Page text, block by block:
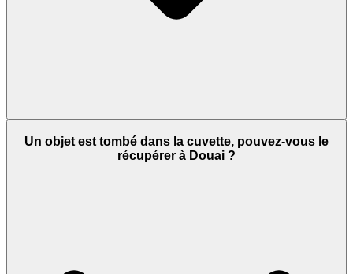
Un objet est tombé dans la cuvette, pouvez-vous le
récupérer à Douai ?